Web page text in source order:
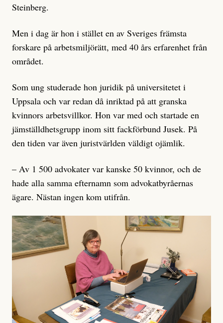
Steinberg.
Men i dag är hon i stället en av Sveriges främsta
forskare på arbetsmiljörätt, med 40 års erfarenhet från
området.
Som ung studerade hon juridik på universitetet i
Uppsala och var redan då inriktad på att granska
kvinnors arbetsvillkor. Hon var med och startade en
jämställdhetsgrupp inom sitt fackförbund Jusek. På
den tiden var även juristvärlden väldigt ojämlik.
– Av 1 500 advokater var kanske 50 kvinnor, och de
hade alla samma efternamn som advokatbyråernas
ägare. Nästan ingen kom utifrån.